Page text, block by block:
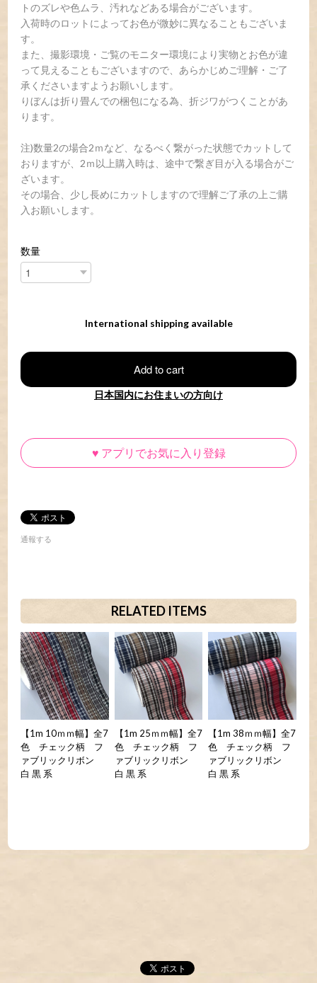
トのズレや色ムラ、汚れなどある場合がございます。
入荷時のロットによってお色が微妙に異なることもございま
す。
また、撮影環境・ご覧のモニター環境により実物とお色が違
って見えることもございますので、あらかじめご理解・ご了
承くださいますようお願いします。
りぼんは折り畳んでの梱包になる為、折ジワがつくことがあ
ります。
注)数量2の場合2ｍなど、なるべく繋がった状態でカットして
おりますが、2ｍ以上購入時は、途中で繋ぎ目が入る場合がご
ざいます。
その場合、少し長めにカットしますので理解ご了承の上ご購
入お願いします。
数量
International shipping available
Add to cart
日本国内にお住まいの方向け
♥ アプリでお気に入り登録
通報する
RELATED ITEMS
【1m 10ｍｍ幅】全7
色 チェック柄 フ
ァブリックリボン
白 黒 系
【1m 25ｍｍ幅】全7
色 チェック柄 フ
ァブリックリボン
白 黒 系
【1m 38ｍｍ幅】全7
色 チェック柄 フ
ァブリックリボン
白 黒 系